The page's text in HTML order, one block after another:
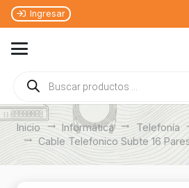
Ingresar
Búsqueda
de
productos
Inicio trending_flat Informática trending_flat Telefonía
trending_flat Cable Telefonico Subte 16